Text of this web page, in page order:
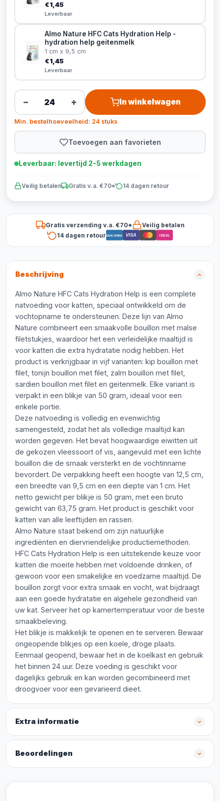
€1,45
Leverbaar
Almo Nature HFC Cats Hydration Help -
hydration help geitenmelk
1 cm x 9,5 cm
€1,45
Leverbaar
− + In winkelwagen
Min. bestelhoeveelheid: 24 stuks
Toevoegen aan favorieten
Leverbaar: levertijd 2-5 werkdagen
Veilig betalen Gratis v.a. €70* 14 dagen retour
Gratis verzending v.a. €70*
Veilig betalen
14 dagen retourBancontact VISA iDEAL
Beschrijving
Almo Nature HFC Cats Hydration Help is een complete
natvoeding voor katten, speciaal ontwikkeld om de
vochtopname te ondersteunen. Deze lijn van Almo
Nature combineert een smaakvolle bouillon met malse
filetstukjes, waardoor het een verleidelijke maaltijd is
voor katten die extra hydratatie nodig hebben. Het
product is verkrijgbaar in vijf varianten: kip bouillon met
filet, tonijn bouillon met filet, zalm bouillon met filet,
sardien bouillon met filet en geitenmelk. Elke variant is
verpakt in een blikje van 50 gram, ideaal voor een
enkele portie.
Deze natvoeding is volledig en evenwichtig
samengesteld, zodat het als volledige maaltijd kan
worden gegeven. Het bevat hoogwaardige eiwitten uit
de gekozen vleessoort of vis, aangevuld met een lichte
bouillon die de smaak versterkt en de vochtinname
bevordert. De verpakking heeft een hoogte van 12,5 cm,
een breedte van 9,5 cm en een diepte van 1 cm. Het
netto gewicht per blikje is 50 gram, met een bruto
gewicht van 63,75 gram. Het product is geschikt voor
katten van alle leeftijden en rassen.
Almo Nature staat bekend om zijn natuurlijke
ingrediënten en diervriendelijke productiemethoden.
HFC Cats Hydration Help is een uitstekende keuze voor
katten die moeite hebben met voldoende drinken, of
gewoon voor een smakelijke en voedzame maaltijd. De
bouillon zorgt voor extra smaak en vocht, wat bijdraagt
aan een goede hydratatie en algehele gezondheid van
uw kat. Serveer het op kamertemperatuur voor de beste
smaakbeleving.
Het blikje is makkelijk te openen en te serveren. Bewaar
ongeopende blikjes op een koele, droge plaats.
Eenmaal geopend, bewaar het in de koelkast en gebruik
het binnen 24 uur. Deze voeding is geschikt voor
dagelijks gebruik en kan worden gecombineerd met
droogvoer voor een gevarieerd dieet.
Extra informatie
Beoordelingen